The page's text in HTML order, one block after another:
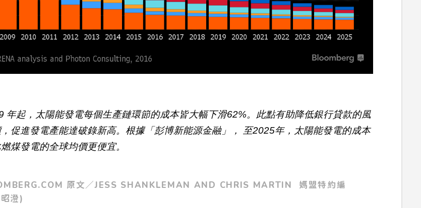
年起，太陽能發電每個生產鏈環節的成本皆大幅下滑62%。此點有助降低銀行貸款的風
促進發電產能達破錄新高。根據「彭博新能源金融」， 至2025年，太陽能發電的成本
煤發電的全球均價更便宜。
原文／JESS SHANKLEMAN AND CHRIS MARTIN 媽盟特約編
澄)